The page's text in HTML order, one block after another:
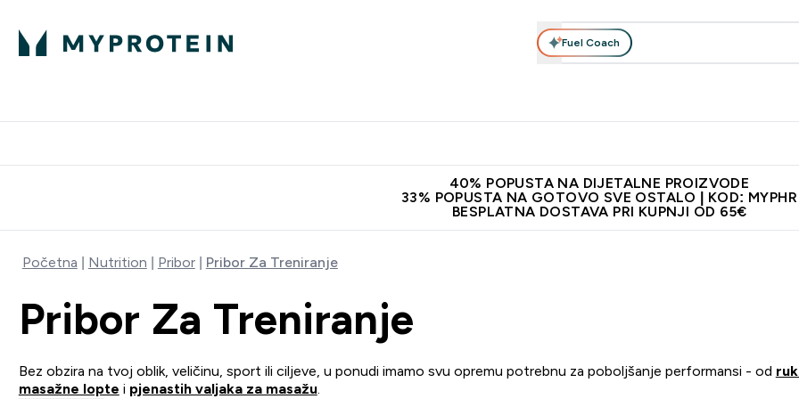
Fuel Coach
40% POPUSTA NA DIJETALNE PROIZVODE
33% POPUSTA NA GOTOVO SVE OSTALO | KOD: MYPHR
BESPLATNA DOSTAVA PRI KUPNJI OD 65€
Početna Nutrition Pribor Pribor Za Treniranje
Pribor Za Treniranje
Bez obzira na tvoj oblik, veličinu, sport ili ciljeve, u ponudi imamo svu opremu potrebnu za poboljšanje performansi - od
masažne lopte i pjenastih valjaka za masažu.